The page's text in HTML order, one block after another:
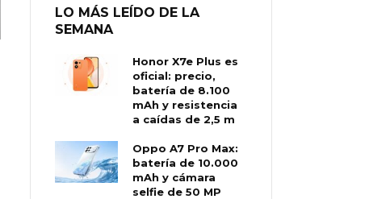
LO MÁS LEÍDO DE LA
SEMANA
Honor X7e Plus es
oficial: precio,
batería de 8.100
mAh y resistencia
a caídas de 2,5 m
Oppo A7 Pro Max:
batería de 10.000
mAh y cámara
selfie de 50 MP